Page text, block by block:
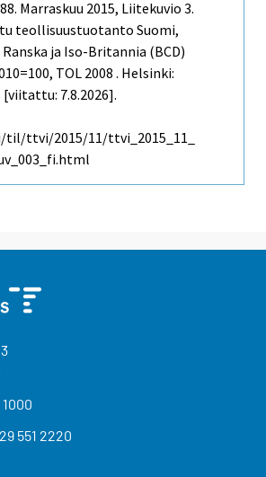
Marraskuu 2015, Liitekuvio 3.
teollisuustuotanto Suomi,
ja Iso-Britannia (BCD)
TOL 2008 . Helsinki:
7.8.2026].
ttvi/2015/11/ttvi_2015_11_
1000
551 2220